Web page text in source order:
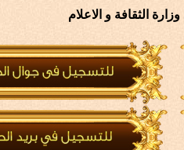
الثقافة و الاعلام